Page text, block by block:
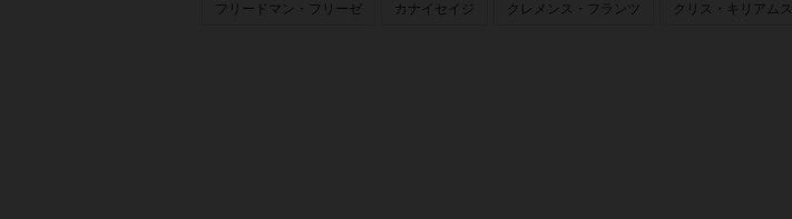
フリードマン・フリーゼ カナイセイジ クレメンス・フランツ クリス・キリアムス